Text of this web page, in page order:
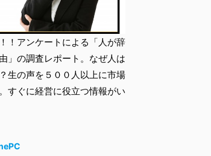
！アンケートによる「人が辞
」の調査レポート。なぜ人は
生の声を５００人以上に市場
すぐに経営に役立つ情報がい